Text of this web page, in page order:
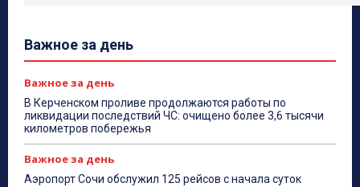
Важное за день
Важное за день
В Керченском проливе продолжаются работы по
ликвидации последствий ЧС: очищено более 3,6 тысячи
километров побережья
Важное за день
Аэропорт Сочи обслужил 125 рейсов с начала суток